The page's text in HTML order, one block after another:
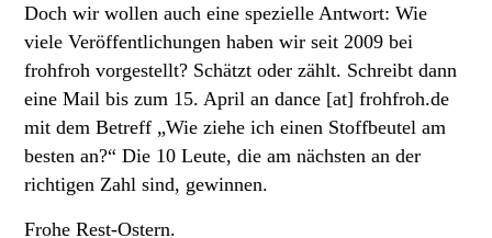
Doch wir wollen auch eine spezielle Antwort: Wie
viele Veröffentlichungen haben wir seit 2009 bei
frohfroh vorgestellt? Schätzt oder zählt. Schreibt dann
eine Mail bis zum 15. April an dance [at] frohfroh.de
mit dem Betreff „Wie ziehe ich einen Stoffbeutel am
besten an?“ Die 10 Leute, die am nächsten an der
richtigen Zahl sind, gewinnen.
Frohe Rest-Ostern.